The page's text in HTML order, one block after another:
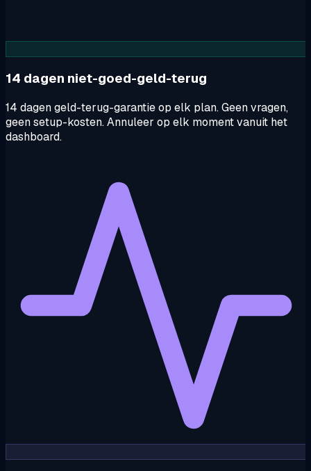
14 dagen niet-goed-geld-terug
14 dagen geld-terug-garantie op elk plan. Geen vragen,
geen setup-kosten. Annuleer op elk moment vanuit het
dashboard.